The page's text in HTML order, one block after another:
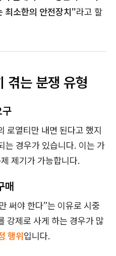
최소한의 안전장치”라고 할
겪는 분쟁 유형
구
로열티만 내면 된다고 했지
는 경우가 있습니다. 이는 가
제기가 가능합니다.
매
써야 한다”는 이유로 시중
강제로 사게 하는 경우가 많
행위입니다.